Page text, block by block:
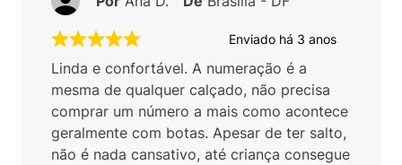
Enviado há 3 anos
Linda e confortável. A numeração é a
mesma de qualquer calçado, não precisa
comprar um número a mais como acontece
geralmente com botas. Apesar de ter salto,
não é nada cansativo, até criança consegue